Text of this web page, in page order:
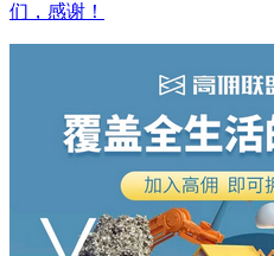
们，感谢！